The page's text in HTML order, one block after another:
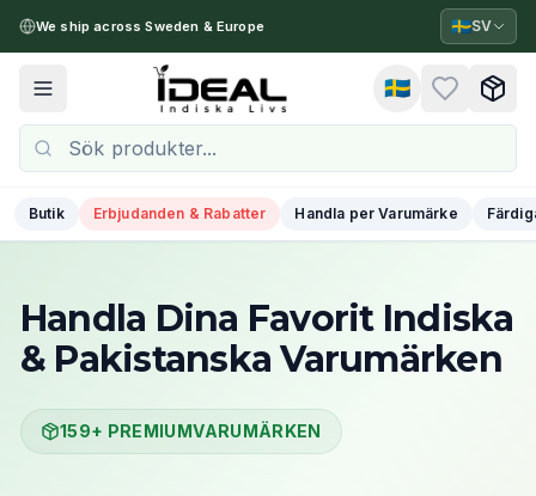
We ship across Sweden & Europe 🇸🇪SV
Toggle menu 🇸🇪
Butik Erbjudanden & Rabatter Handla per Varumärke
Handla Dina Favorit Indiska
& Pakistanska Varumärken
159+ PREMIUMVARUMÄRKEN